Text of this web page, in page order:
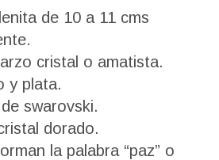
de 10 a 11 cms
cristal o amatista.
y plata.
swarovski.
dorado.
la palabra “paz” o